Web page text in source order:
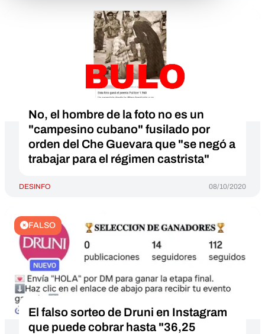
No, el hombre de la foto no es un
"campesino cubano" fusilado por
orden del Che Guevara que "se negó a
trabajar para el régimen castrista"
DESINFO 08/10/2020
FALSO
El falso sorteo de Druni en Instagram
que puede cobrar hasta "36,25